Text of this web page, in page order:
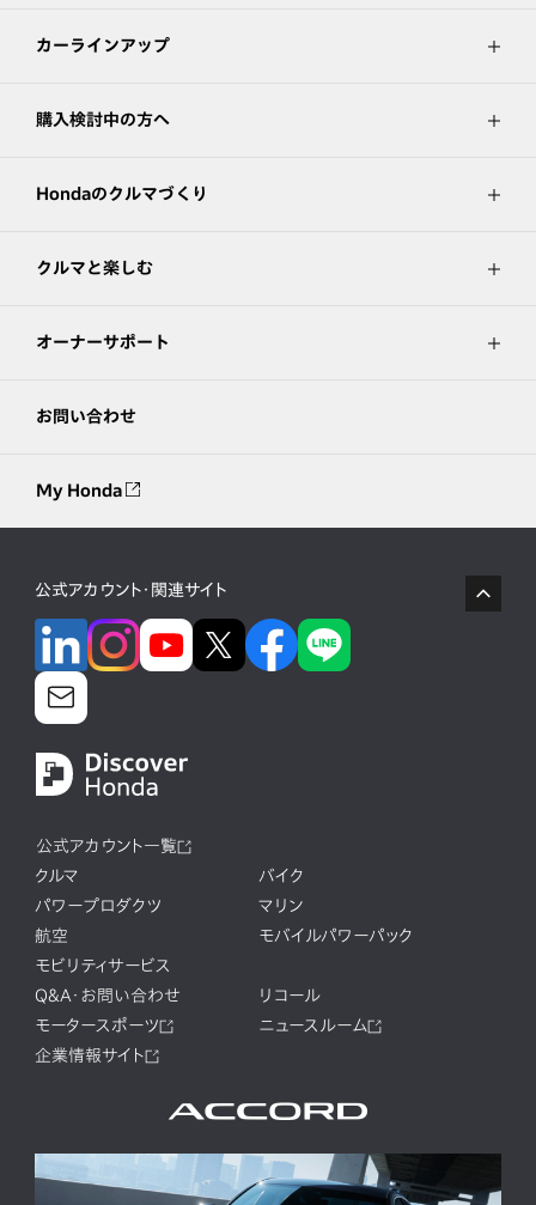
カーラインアップ
購入検討中の方へ
Hondaのクルマづくり
クルマと楽しむ
オーナーサポート
お問い合わせ
My Honda
公式アカウント・関連サイト
公式アカウント一覧
クルマ
バイク
パワープロダクツ
マリン
航空
モバイルパワーパック
モビリティサービス
Q&A・お問い合わせ
リコール
モータースポーツ
ニュースルーム
企業情報サイト